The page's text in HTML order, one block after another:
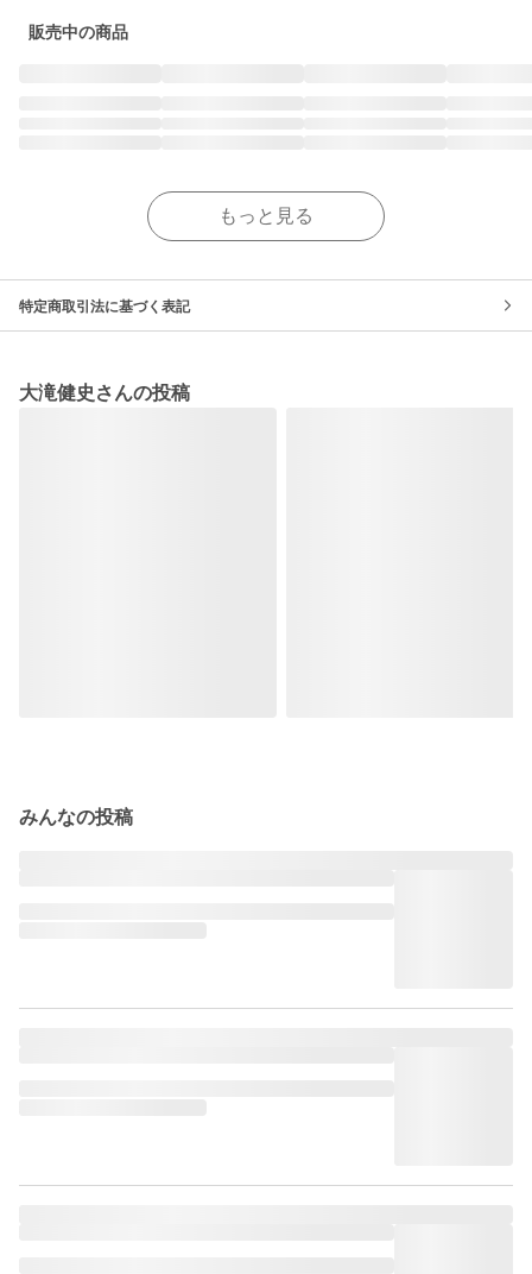
販売中の商品
もっと見る
特定商取引法に基づく表記
大滝健史さんの投稿
みんなの投稿